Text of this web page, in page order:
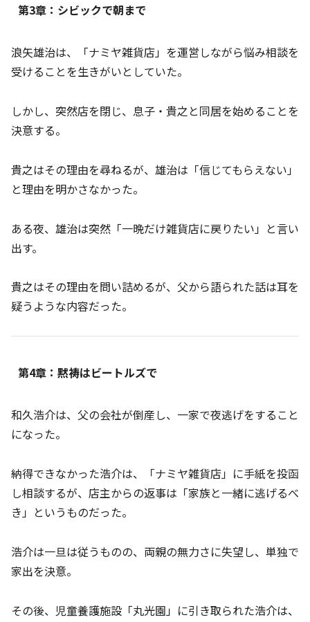
第3章：シビックで朝まで
浪矢雄治は、「ナミヤ雑貨店」を運営しながら悩み相談を
受けることを生きがいとしていた。
しかし、突然店を閉じ、息子・貴之と同居を始めることを
決意する。
貴之はその理由を尋ねるが、雄治は「信じてもらえない」
と理由を明かさなかった。
ある夜、雄治は突然「一晩だけ雑貨店に戻りたい」と言い
出す。
貴之はその理由を問い詰めるが、父から語られた話は耳を
疑うような内容だった。
第4章：黙祷はビートルズで
和久浩介は、父の会社が倒産し、一家で夜逃げをすること
になった。
納得できなかった浩介は、「ナミヤ雑貨店」に手紙を投函
し相談するが、店主からの返事は「家族と一緒に逃げるべ
き」というものだった。
浩介は一旦は従うものの、両親の無力さに失望し、単独で
家出を決意。
その後、児童養護施設「丸光園」に引き取られた浩介は、